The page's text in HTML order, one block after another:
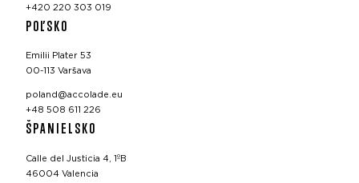
+420 220 303 019
POĽSKO
Emilii Plater 53
00-113 Varšava
poland@accolade.eu
+48 508 611 226
ŠPANIELSKO
Calle del Justicia 4, 1ºB
46004 Valencia